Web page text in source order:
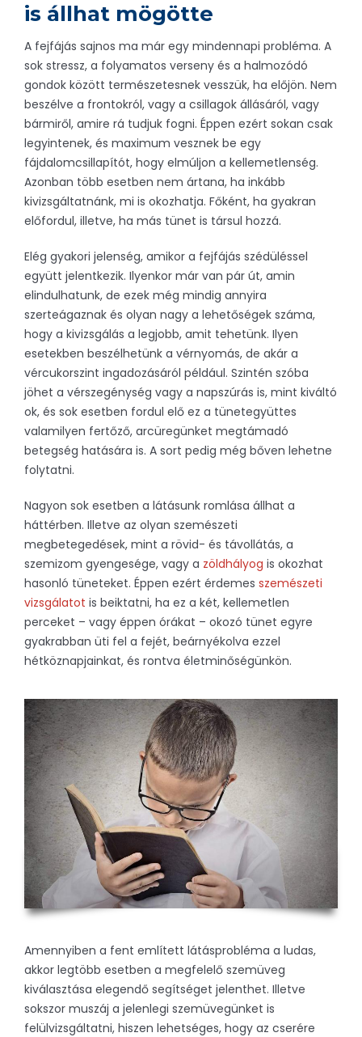
is állhat mögötte
A fejfájás sajnos ma már egy mindennapi probléma. A
sok stressz, a folyamatos verseny és a halmozódó
gondok között természetesnek vesszük, ha előjön. Nem
beszélve a frontokról, vagy a csillagok állásáról, vagy
bármiről, amire rá tudjuk fogni. Éppen ezért sokan csak
legyintenek, és maximum vesznek be egy
fájdalomcsillapítót, hogy elmúljon a kellemetlenség.
Azonban több esetben nem ártana, ha inkább
kivizsgáltatnánk, mi is okozhatja. Főként, ha gyakran
előfordul, illetve, ha más tünet is társul hozzá.
Elég gyakori jelenség, amikor a fejfájás szédüléssel
együtt jelentkezik. Ilyenkor már van pár út, amin
elindulhatunk, de ezek még mindig annyira
szerteágaznak és olyan nagy a lehetőségek száma,
hogy a kivizsgálás a legjobb, amit tehetünk. Ilyen
esetekben beszélhetünk a vérnyomás, de akár a
vércukorszint ingadozásáról például. Szintén szóba
jöhet a vérszegénység vagy a napszúrás is, mint kiváltó
ok, és sok esetben fordul elő ez a tünetegyüttes
valamilyen fertőző, arcüregünket megtámadó
betegség hatására is. A sort pedig még bőven lehetne
folytatni.
Nagyon sok esetben a látásunk romlása állhat a
háttérben. Illetve az olyan szemészeti
megbetegedések, mint a rövid- és távollátás, a
szemizom gyengesége, vagy a zöldhályog is okozhat
hasonló tüneteket. Éppen ezért érdemes szemészeti
vizsgálatot is beiktatni, ha ez a két, kellemetlen
perceket – vagy éppen órákat – okozó tünet egyre
gyakrabban üti fel a fejét, beárnyékolva ezzel
hétköznapjainkat, és rontva életminőségünkön.
Amennyiben a fent említett látásprobléma a ludas,
akkor legtöbb esetben a megfelelő szemüveg
kiválasztása elegendő segítséget jelenthet. Illetve
sokszor muszáj a jelenlegi szemüvegünket is
felülvizsgáltatni, hiszen lehetséges, hogy az cserére